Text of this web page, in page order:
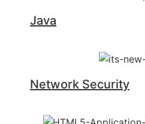
Java
Network Security